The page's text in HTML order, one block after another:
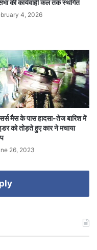
की कार्यवाही कल तक स्थगित
4, 2026
मैस के पास हादसा-तेज बारिश में
को तोड़ते हुए कार ने मचाया
26, 2023